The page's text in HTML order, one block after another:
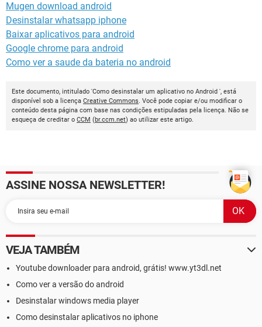
Mugen download android
Desinstalar whatsapp iphone
Baixar aplicativos para android
Google chrome para android
Como ver a saude da bateria no android
Este documento, intitulado 'Como desinstalar um aplicativo no Android ', está
disponível sob a licença Creative Commons. Você pode copiar e/ou modificar o
conteúdo desta página com base nas condições estipuladas pela licença. Não se
esqueça de creditar o CCM (br.ccm.net) ao utilizar este artigo.
ASSINE NOSSA NEWSLETTER!
VEJA TAMBÉM
Youtube downloader para android, grátis! www.yt3dl.net
Como ver a versão do android
Desinstalar windows media player
Como desinstalar aplicativos no iphone